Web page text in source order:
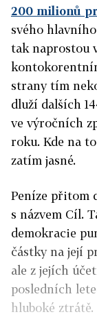
200 milionů
svého
tak naprostou
strany tím
dluží dalších
ve výročních
roku. Kde na
zatím jasné.
Peníze přitom
s názvem Cíl.
demokracie
částky na její
ale z jejích
posledních
hluboké ztrátě.